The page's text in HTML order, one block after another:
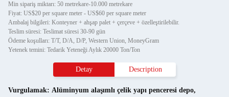
Min sipariş miktarı: 50 metrekare-10.000 metrekare
Fiyat: US$20 per square meter - US$60 per square meter
Ambalaj bilgileri: Konteyner + ahşap palet + çerçeve + özelleştirilebilir.
Teslim süresi: Teslimat süresi 30-90 gün
Ödeme koşulları: T/T, D/A, D/P, Western Union, MoneyGram
Yetenek temini: Tedarik Yeteneği Aylık 20000 Ton/Ton
Detay Description
Vurgulamak: Alüminyum alaşımlı çelik yapı penceresi depo,